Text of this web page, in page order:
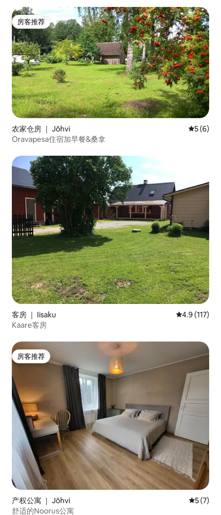
房客推荐
房客推荐
农家仓房 ｜ Jõhvi 平均评分
5 (6)
Oravapesa住宿加早餐&桑拿
客房 ｜ Iisaku 平均评分 4.9
4.9 (117)
Kaare客房
房客推荐
房客推荐
产权公寓 ｜ Jõhvi 平均评分
5 (7)
舒适的Noorus公寓